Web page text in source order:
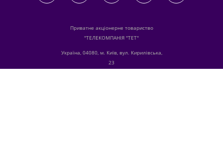
Приватне акціонерне товариство
"ТЕЛЕКОМПАНІЯ "ТЕТ"
Україна, 04080, м. Київ, вул. Кирилівська,
23